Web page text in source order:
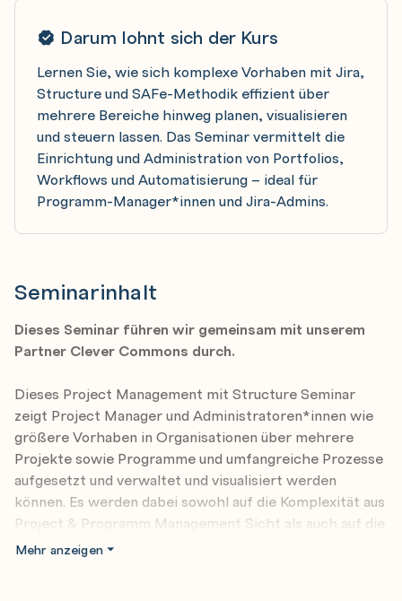
Darum lohnt sich der Kurs
Lernen Sie, wie sich komplexe Vorhaben mit Jira,
Structure und SAFe-Methodik effizient über
mehrere Bereiche hinweg planen, visualisieren
und steuern lassen. Das Seminar vermittelt die
Einrichtung und Administration von Portfolios,
Workflows und Automatisierung – ideal für
Programm-Manager*innen und Jira-Admins.
Seminarinhalt
Dieses Seminar führen wir gemeinsam mit unserem
Partner Clever Commons durch.
Dieses Project Management mit Structure Seminar
zeigt Project Manager und Administratoren*innen wie
größere Vorhaben in Organisationen über mehrere
Projekte sowie Programme und umfangreiche Prozesse
aufgesetzt und verwaltet und visualisiert werden
können. Es werden dabei sowohl auf die Komplexität aus
Project & Programm Management Sicht als auch auf die
Vereinfachung und Automatisierungsmöglichkeiten in
Mehr anzeigen